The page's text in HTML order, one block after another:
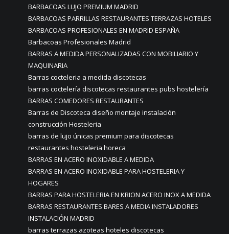
BARBACOAS LUJO PREMIUM MADRID
BARBACOAS PARRILLAS RESTAURANTES TERRAZAS HOTELES
BARBACOAS PROFESIONALES EN MADRID ESPAÑA
Barbacoas Profesionales Madrid
BARRAS A MEDIDA PERSONALIZADAS CON MOBILIARIO Y
MAQUINARIA
Barras cocteleria a medida discotecas
barras coctelería discotecas restaurantes pubs hostelería
BARRAS COMEDORES RESTAURANTES
Barras de Discoteca diseño montaje instalación
construcción Hosteleria
barras de lujo únicas premium para discotecas
restaurantes hosteleria horeca
BARRAS EN ACERO INOXIDABLE A MEDIDA
BARRAS EN ACERO INOXIDABLE PARA HOSTELERIA Y
HOGARES
BARRAS PARA HOSTELERIA EN KRION ACERO INOX A MEDIDA
BARRAS RESTAURANTES BARES A MEDIA INSTALADORES
INSTALACIÓN MADRID
barras terrazas azoteas hoteles discotecas